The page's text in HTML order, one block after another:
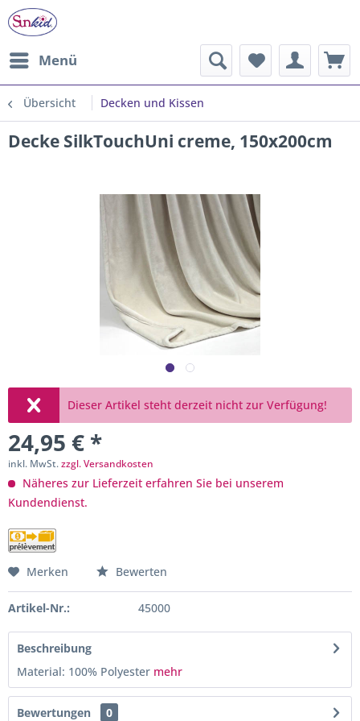
Menü
Übersicht Decken und Kissen
Decke SilkTouchUni creme, 150x200cm
Dieser Artikel steht derzeit nicht zur Verfügung!
24,95 € *
inkl. MwSt.zzgl. Versandkosten
Näheres zur Lieferzeit erfahren Sie bei unserem
Kundendienst.
Merken Bewerten
Artikel-Nr.: 45000
Beschreibung
Material: 100% Polyester mehr
Bewertungen
0